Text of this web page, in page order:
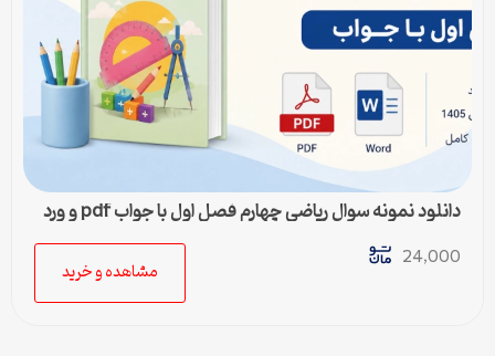
دانلود نمونه سوال ریاضی چهارم فصل اول با جواب pdf و ورد
24,000
مشاهده و خرید